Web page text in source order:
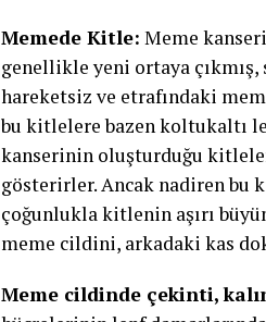
Memede Kitle: Meme
genellikle yeni ortaya çıkmış,
hareketsiz ve etrafındaki
bu kitlelere bazen koltukaltı
kanserinin oluşturduğu
gösterirler. Ancak nadiren bu
çoğunlukla kitlenin aşırı
meme cildini, arkadaki kas
Meme cildinde çekinti,